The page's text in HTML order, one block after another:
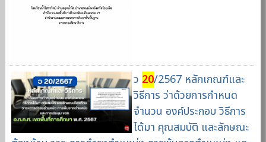
ว 20/2567 หลักเกณฑ์และ
วิธีการ ว่าด้วยการกำหนด
จำนวน องค์ประกอบ วิธีการ
ได้มา คุณสมบัติ และลักษณะ